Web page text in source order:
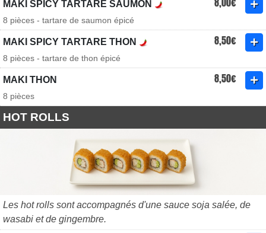
MAKI SPICY TARTARE SAUMON
8 pièces - tartare de saumon épicé
MAKI SPICY TARTARE THON 8,50€
8 pièces - tartare de thon épicé
MAKI THON 8,50€
8 pièces
HOT ROLLS
Les hot rolls sont accompagnés d'une sauce soja salée, de
wasabi et de gingembre.